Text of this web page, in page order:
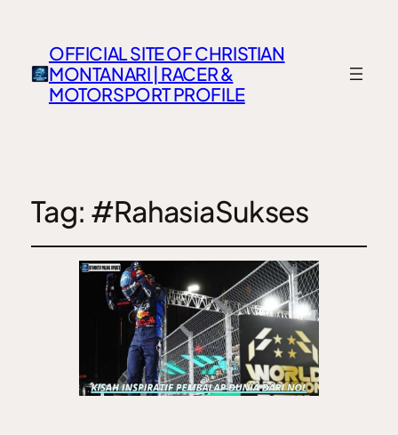
OFFICIAL SITE OF CHRISTIAN
MONTANARI | RACER &
MOTORSPORT PROFILE
Tag: #RahasiaSukses